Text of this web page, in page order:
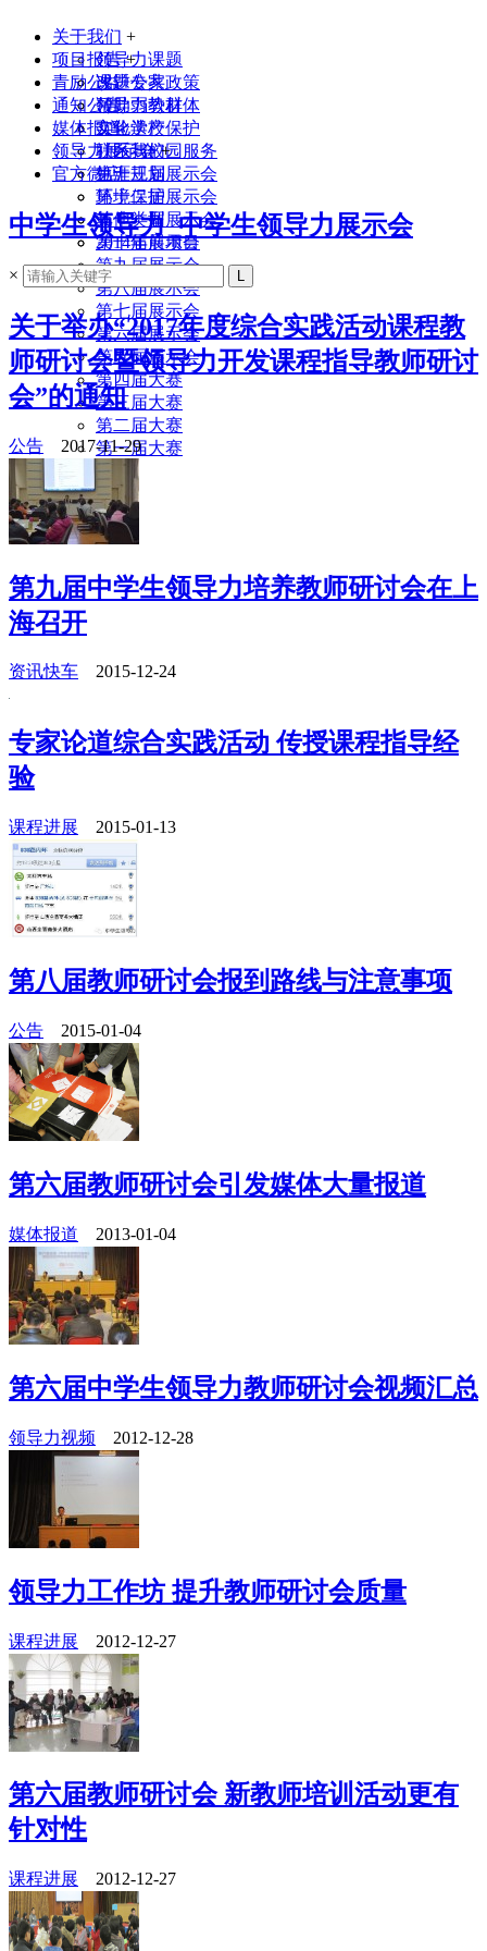
关于我们 +
领导力课题
课题专家
领导力教材
实验学校
联系我们
项目报告 +
改进公共政策
帮助弱势群体
文化遗产保护
社区与校园服务
生涯规划
环境保护
其他类型
2014年前项目
青励公益
通知公告
媒体报道
领导力展示会 +
第十三届展示会
第十二届展示会
第十一届展示会
第十届展示会
第九届展示会
第八届展示会
第七届展示会
第六届展示会
第五届展示会
第四届大赛
第三届大赛
第二届大赛
第一届大赛
官方微店
中学生领导力_中学生领导力展示会
×
关于举办“2017年度综合实践活动课程教
师研讨会暨领导力开发课程指导教师研讨
会”的通知
公告 2017-11-29
第九届中学生领导力培养教师研讨会在上
海召开
资讯快车 2015-12-24
专家论道综合实践活动 传授课程指导经
验
课程进展 2015-01-13
第八届教师研讨会报到路线与注意事项
公告 2015-01-04
第六届教师研讨会引发媒体大量报道
媒体报道 2013-01-04
第六届中学生领导力教师研讨会视频汇总
领导力视频 2012-12-28
领导力工作坊 提升教师研讨会质量
课程进展 2012-12-27
第六届教师研讨会 新教师培训活动更有
针对性
课程进展 2012-12-27